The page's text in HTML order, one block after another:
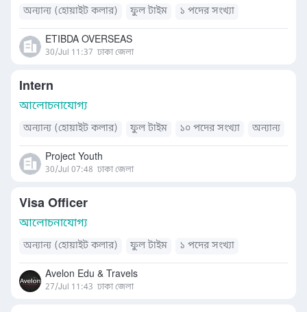
অন্যান্য (হোয়াইট কলার)
ফুল টাইম ১ পদের সংখ্যা
ETIBDA OVERSEAS
30/Jul 11:37 ঢাকা জেলা
Intern
আলোচনাযোগ্য
অন্যান্য (হোয়াইট কলার) ফুল টাইম ১০ পদের সংখ্যা অন্যান্য
Project Youth
30/Jul 07:48 ঢাকা জেলা
Visa Officer
আলোচনাযোগ্য
অন্যান্য (হোয়াইট কলার) ফুল টাইম ১ পদের সংখ্যা
Avelon Edu & Travels
27/Jul 11:43 ঢাকা জেলা